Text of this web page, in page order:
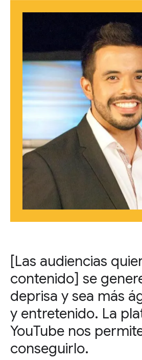
[Las audiencias
contenido] se
deprisa y sea más
y entretenido. La
YouTube nos
conseguirlo.